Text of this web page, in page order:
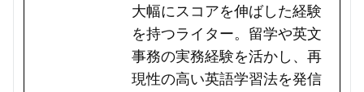
大幅にスコアを伸ばした経験
を持つライター。留学や英文
事務の実務経験を活かし、再
現性の高い英語学習法を発信